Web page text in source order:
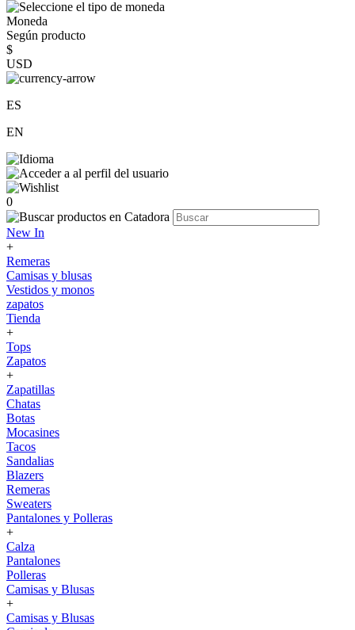
Moneda
Según producto
$
USD
ES
EN
0
New In
+
Remeras
Camisas y blusas
Vestidos y monos
zapatos
Tienda
+
Tops
Zapatos
+
Zapatillas
Chatas
Botas
Mocasines
Tacos
Sandalias
Blazers
Remeras
Sweaters
Pantalones y Polleras
+
Calza
Pantalones
Polleras
Camisas y Blusas
+
Camisas y Blusas